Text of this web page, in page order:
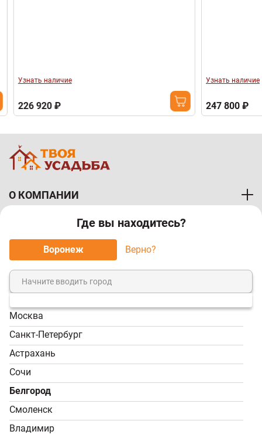
Где вы находитесь?
Воронеж Верно?
Москва
Санкт-Петербург
Астрахань
Сочи
Белгород
Смоленск
Владимир
Узнать наличие
226 920 ₽
Узнать наличие
247 800 ₽
О КОМПАНИИ
ПОКУПАТЕЛЯМ
МЫ ПРИНИМАЕМ К ОПЛАТЕ:
8 (800) 7-000-828
Звонок бесплатный!
Пн-Пт, 9:00-18:00; Сб -
Вс, 9:00-17:00
info@tvoy-usadba.ru